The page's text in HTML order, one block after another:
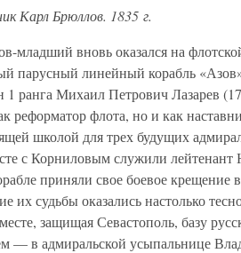
Карл Брюллов. 1835 г.
младший вновь оказался на
парусный линейный корабль
1 ранга Михаил Петрович Лазарев
реформатор флота, но и как
школой для трех будущих
с Корниловым служили
приняли свое боевое крещение
их судьбы оказались настолько
защищая Севастополь, базу
— в адмиральской усыпальнице